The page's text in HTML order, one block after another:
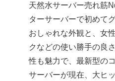
天然水サーバー売れ筋
ターサーバーで初めて
おしゃれな外観と、女
クなどの使い勝手の良
性も魅力で、最新型の
サーバーが現在、大ヒ